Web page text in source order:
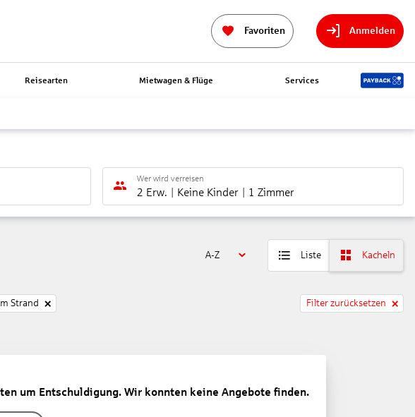
Favoriten Anmelden
Reisearten Mietwagen & Flüge Services
Wer wird verreisen
2 Erw. Keine Kinder 1 Zimmer
A-Z Liste Kacheln
Strand Filter zurücksetzen
um Entschuldigung. Wir konnten keine Angebote finden.